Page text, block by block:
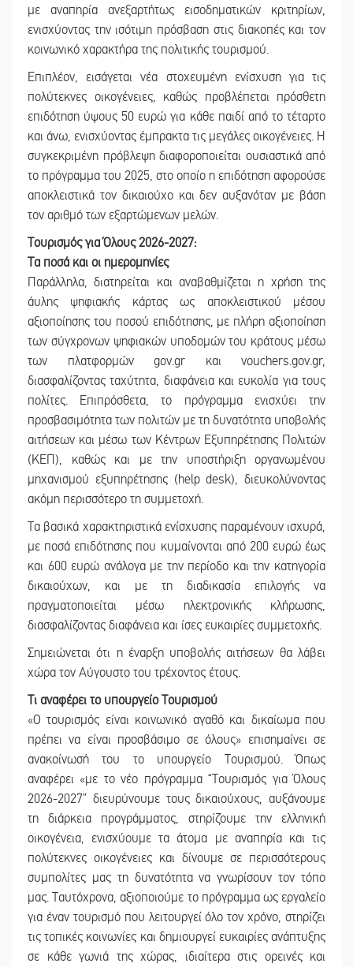
με αναπηρία ανεξαρτήτως εισοδηματικών κριτηρίων,
ενισχύοντας την ισότιμη πρόσβαση στις διακοπές και τον
κοινωνικό χαρακτήρα της πολιτικής τουρισμού.
Επιπλέον, εισάγεται νέα στοχευμένη ενίσχυση για τις
πολύτεκνες οικογένειες, καθώς προβλέπεται πρόσθετη
επιδότηση ύψους 50 ευρώ για κάθε παιδί από το τέταρτο
και άνω, ενισχύοντας έμπρακτα τις μεγάλες οικογένειες. Η
συγκεκριμένη πρόβλεψη διαφοροποιείται ουσιαστικά από
το πρόγραμμα του 2025, στο οποίο η επιδότηση αφορούσε
αποκλειστικά τον δικαιούχο και δεν αυξανόταν με βάση
τον αριθμό των εξαρτώμενων μελών.
Τουρισμός για Όλους 2026-2027:
Τα ποσά και οι ημερομηνίες
Παράλληλα, διατηρείται και αναβαθμίζεται η χρήση της
άυλης ψηφιακής κάρτας ως αποκλειστικού μέσου
αξιοποίησης του ποσού επιδότησης, με πλήρη αξιοποίηση
των σύγχρονων ψηφιακών υποδομών του κράτους μέσω
των πλατφορμών gov.gr και vouchers.gov.gr,
διασφαλίζοντας ταχύτητα, διαφάνεια και ευκολία για τους
πολίτες. Επιπρόσθετα, το πρόγραμμα ενισχύει την
προσβασιμότητα των πολιτών με τη δυνατότητα υποβολής
αιτήσεων και μέσω των Κέντρων Εξυπηρέτησης Πολιτών
(ΚΕΠ), καθώς και με την υποστήριξη οργανωμένου
μηχανισμού εξυπηρέτησης (help desk), διευκολύνοντας
ακόμη περισσότερο τη συμμετοχή.
Τα βασικά χαρακτηριστικά ενίσχυσης παραμένουν ισχυρά,
με ποσά επιδότησης που κυμαίνονται από 200 ευρώ έως
και 600 ευρώ ανάλογα με την περίοδο και την κατηγορία
δικαιούχων, και με τη διαδικασία επιλογής να
πραγματοποιείται μέσω ηλεκτρονικής κλήρωσης,
διασφαλίζοντας διαφάνεια και ίσες ευκαιρίες συμμετοχής.
Σημειώνεται ότι η έναρξη υποβολής αιτήσεων θα λάβει
χώρα τον Αύγουστο του τρέχοντος έτους.
Τι αναφέρει το υπουργείο Τουρισμού
«Ο τουρισμός είναι κοινωνικό αγαθό και δικαίωμα που
πρέπει να είναι προσβάσιμο σε όλους» επισημαίνει σε
ανακοίνωσή του το υπουργείο Τουρισμού. Όπως
αναφέρει «με το νέο πρόγραμμα “Τουρισμός για Όλους
2026-2027” διευρύνουμε τους δικαιούχους, αυξάνουμε
τη διάρκεια προγράμματος, στηρίζουμε την ελληνική
οικογένεια, ενισχύουμε τα άτομα με αναπηρία και τις
πολύτεκνες οικογένειες και δίνουμε σε περισσότερους
συμπολίτες μας τη δυνατότητα να γνωρίσουν τον τόπο
μας. Ταυτόχρονα, αξιοποιούμε το πρόγραμμα ως εργαλείο
για έναν τουρισμό που λειτουργεί όλο τον χρόνο, στηρίζει
τις τοπικές κοινωνίες και δημιουργεί ευκαιρίες ανάπτυξης
σε κάθε γωνιά της χώρας, ιδιαίτερα στις ορεινές και